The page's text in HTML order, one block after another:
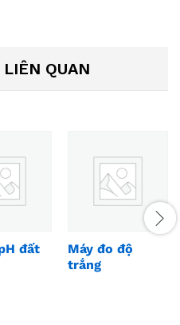
QUAN
đất
Máy đo độ
trắng